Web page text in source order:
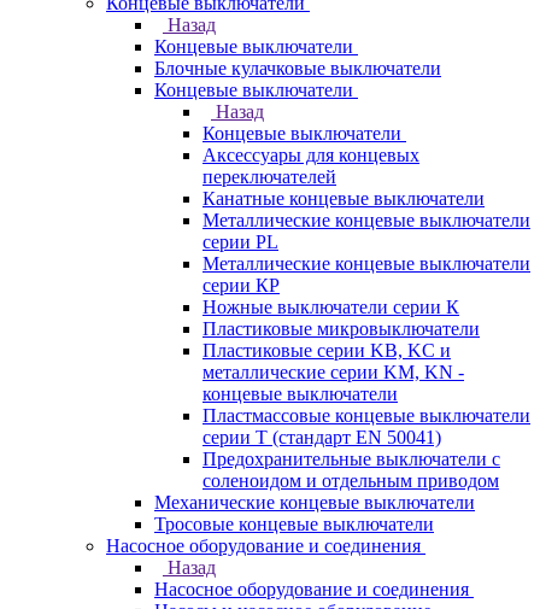
Назад
Концевые выключатели
Блочные кулачковые выключатели
Концевые выключатели
Назад
Концевые выключатели
Аксессуары для концевых
переключателей
Канатные концевые выключатели
Металлические концевые выключатели
серии PL
Металлические концевые выключатели
серии КP
Ножные выключатели серии К
Пластиковые микровыключатели
Пластиковые серии KB, KC и
металлические серии KM, KN -
концевые выключатели
Пластмассовые концевые выключатели
серии T (стандарт EN 50041)
Предохранительные выключатели с
соленоидом и отдельным приводом
Механические концевые выключатели
Тросовые концевые выключатели
Насосное оборудование и соединения
Назад
Насосное оборудование и соединения